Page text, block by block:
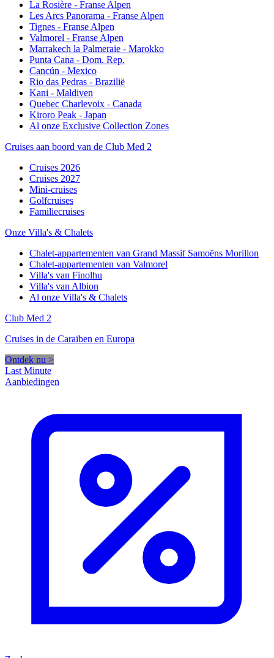
La Rosière - Franse Alpen
Les Arcs Panorama - Franse Alpen
Tignes - Franse Alpen
Valmorel - Franse Alpen
Marrakech la Palmeraie - Marokko
Punta Cana - Dom. Rep.
Cancún - Mexico
Rio das Pedras - Brazilië
Kani - Maldiven
Quebec Charlevoix - Canada
Kiroro Peak - Japan
Al onze Exclusive Collection Zones
Cruises aan boord van de Club Med 2
Cruises 2026
Cruises 2027
Mini-cruises
Golfcruises
Familiecruises
Onze Villa's & Chalets
Chalet-appartementen van Grand Massif Samoëns Morillon
Chalet-appartementen van Valmorel
Villa's van Finolhu
Villa's van Albion
Al onze Villa's & Chalets
Club Med 2
Cruises in de Caraïben en Europa
Ontdek nu >
Last Minute
Aanbiedingen